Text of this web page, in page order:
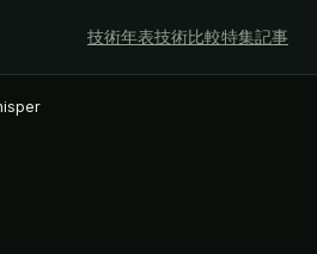
技術年表技術比較特集記事